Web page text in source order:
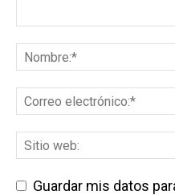
Guardar mis datos